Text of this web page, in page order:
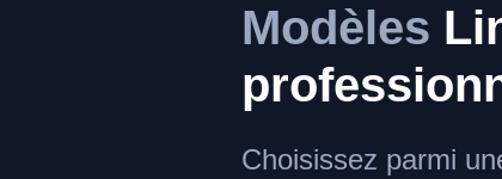
Modèles
Choisissez parmi